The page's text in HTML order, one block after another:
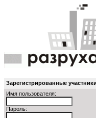
Зарегистрированные участники
Имя пользователя:
Пароль: